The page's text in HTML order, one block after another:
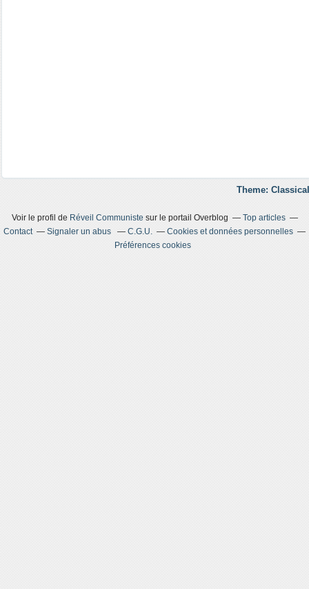
Theme:
Voir le profil de Réveil Communiste sur le portail Overblog
Top articles
Contact
Signaler un abus C.G.U.
Cookies et données personnelles
Préférences cookies